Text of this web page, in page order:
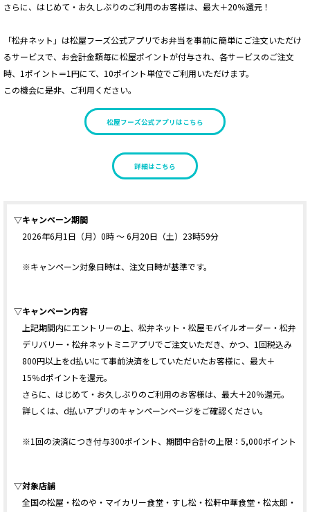
さらに、はじめて・お久しぶりのご利用のお客様は、最大＋20％還元！
「松弁ネット」は松屋フーズ公式アプリでお弁当を事前に簡単にご注文いただけ
るサービスで、お会計金額毎に松屋ポイントが付与され、各サービスのご注文
時、1ポイント＝1円にて、10ポイント単位でご利用いただけます。
この機会に是非、ご利用ください。
松屋フーズ公式アプリはこちら
詳細はこちら
▽キャンペーン期間
2026年6月1日（月）0時 ～ 6月20日（土）23時59分
※キャンペーン対象日時は、注文日時が基準です。
▽キャンペーン内容
上記期間内にエントリーの上、松弁ネット・松屋モバイルオーダー・松弁
デリバリー・松弁ネットミニアプリでご注文いただき、かつ、1回税込み
800円以上をd払いにて事前決済をしていただいたお客様に、最大＋
15％dポイントを還元。
さらに、はじめて・お久しぶりのご利用のお客様は、最大＋20％還元。
詳しくは、d払いアプリのキャンペーンページをご確認ください。
※1回の決済につき付与300ポイント、期間中合計の上限：5,000ポイント
▽対象店舗
全国の松屋・松のや・マイカリー食堂・すし松・松軒中華食堂・松太郎・